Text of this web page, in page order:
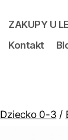
ZAKUPY U
Kontakt
Dziecko 0-3 /